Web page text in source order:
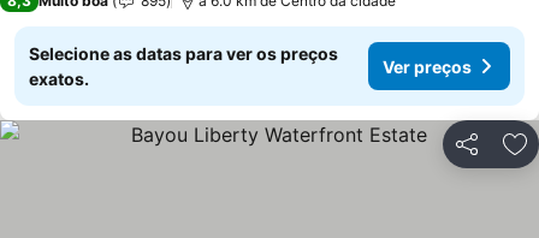
Selecione as datas para ver os preços
exatos.
Ver preços
Partilhar